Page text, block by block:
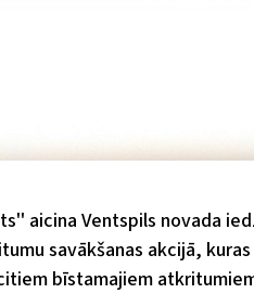
aicina Ventspils novada
savākšanas akcijā,
bīstamajiem